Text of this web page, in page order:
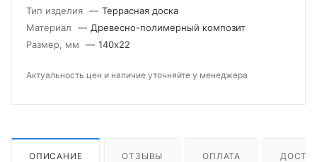
Тип изделия — Террасная доска
Материал
— Древесно-полимерный композит
Размер, мм
— 140х22
Актуальность цен и наличие уточняйте у менеджера
ОПИСАНИЕ ОТЗЫВЫ ОПЛАТА